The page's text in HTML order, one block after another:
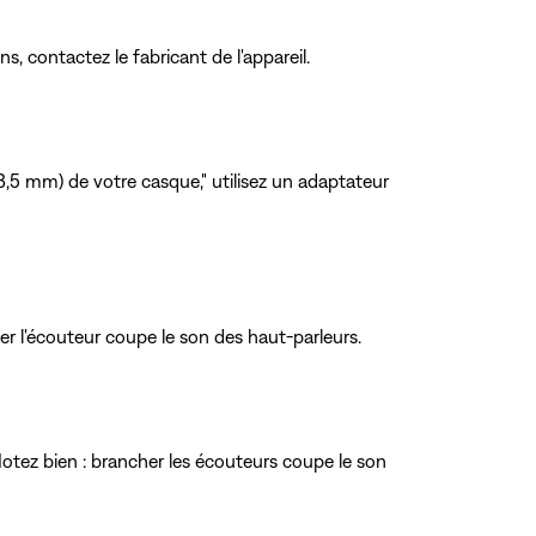
contactez le fabricant de l'appareil.
mm) de votre casque," utilisez un adaptateur
l'écouteur coupe le son des haut-parleurs.
bien : brancher les écouteurs coupe le son